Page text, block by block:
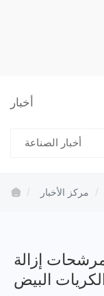
أخبار
أخبار الصناعة
مركز الأخبار
إزالة
البيض